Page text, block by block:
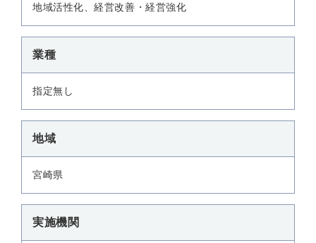
地域活性化、経営改善・経営強化
業種
指定無し
地域
宮崎県
実施機関